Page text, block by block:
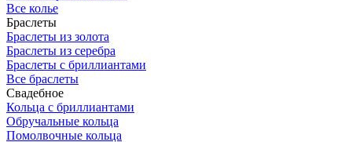
Все колье
Браслеты
Браслеты из золота
Браслеты из серебра
Браслеты с бриллиантами
Все браслеты
Свадебное
Кольца с бриллиантами
Обручальные кольца
Помолвочные кольца